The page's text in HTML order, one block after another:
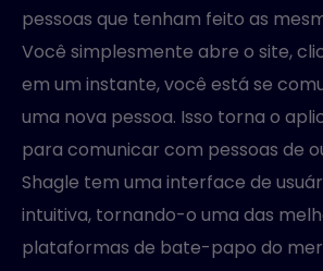
pessoas que tenham feito as
Você simplesmente abre o site,
em um instante, você está se
uma nova pessoa. Isso torna o
para comunicar com pessoas de
Shagle tem uma interface de
intuitiva, tornando-o uma das
plataformas de bate-papo do